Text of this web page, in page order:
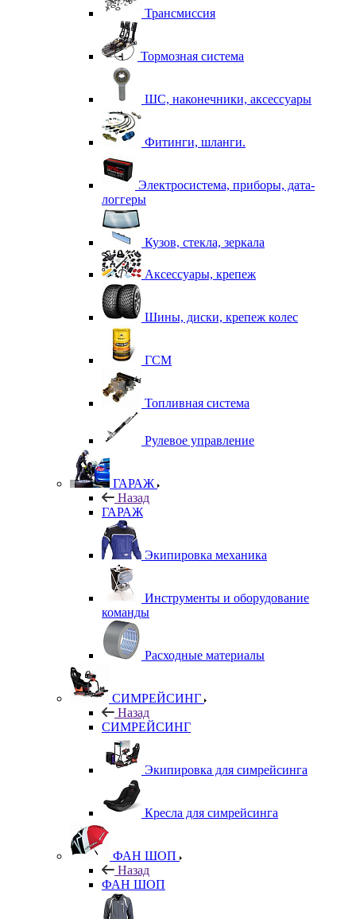
Трансмиссия
Тормозная система
ШС, наконечники, аксессуары
Фитинги, шланги.
Электросистема, приборы, дата-
логгеры
Кузов, стекла, зеркала
Аксессуары, крепеж
Шины, диски, крепеж колес
ГСМ
Топливная система
Рулевое управление
ГАРАЖ
Назад
ГАРАЖ
Экипировка механика
Инструменты и оборудование
команды
Расходные материалы
СИМРЕЙСИНГ
Назад
СИМРЕЙСИНГ
Экипировка для симрейсинга
Кресла для симрейсинга
ФАН ШОП
Назад
ФАН ШОП